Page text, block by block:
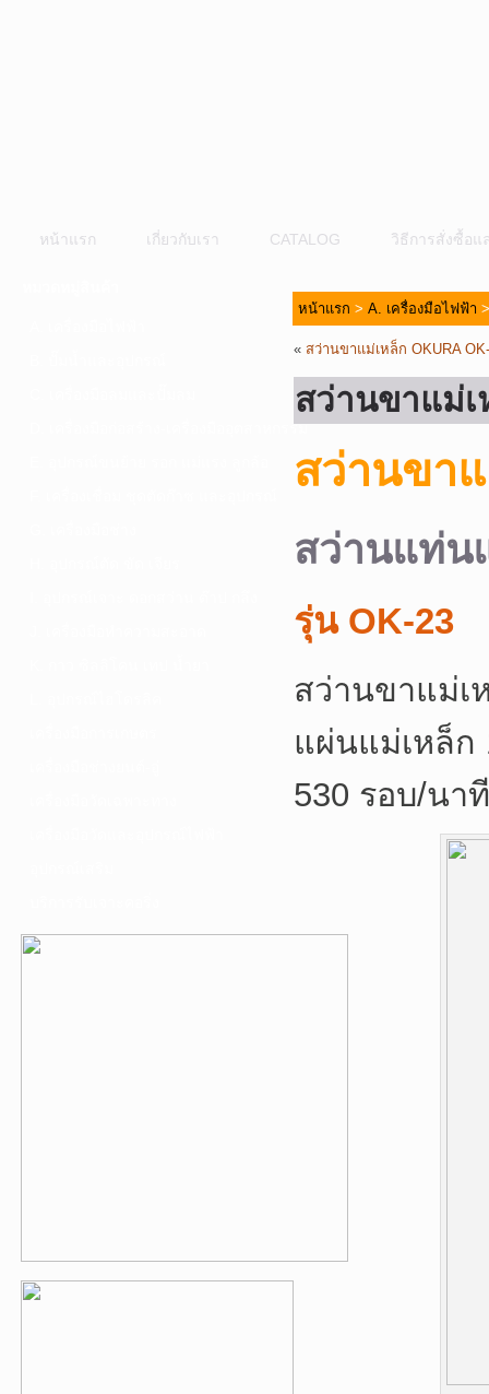
หน้าแรก เกี่ยวกับเรา CATALOG วิธีการสั่งซื้อแ
D. เครื่องมือก่อสร้าง-เครื่องมืออุตสาหกรรม
หน้าแรก > A. เครื่องมือไฟฟ้า
« สว่านขาแม่เหล็ก OKURA
สว่านขาแม่เ
สว่านขา
สว่านแท่น
รุ่น OK-23
สว่านขาแม่เ
แผ่นแม่เหล็ก
530 รอบ/นา